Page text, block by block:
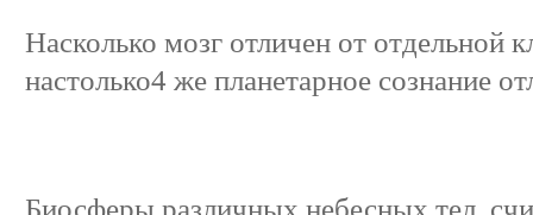
Насколько мозг отличен от отдельной
настолько4 же планетарное сознание
Биосферы различных небесных тел,